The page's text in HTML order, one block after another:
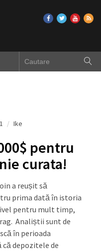
/ Ike
pentru
curata!
a reușit să
prima dată în istoria
pentru mult timp,
Analiștii sunt de
în perioada
depozitele de